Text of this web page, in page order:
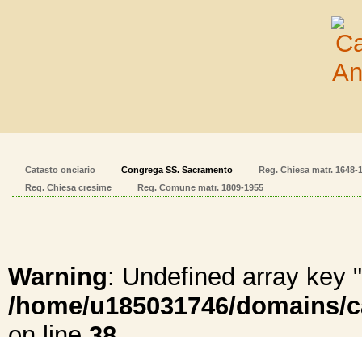
Catasto onciario Congrega SS. Sacramento
Reg. Chiesa matr. 1648-
Reg. Chiesa cresime
Reg. Comune matr. 1809-1955
Warning: Undefined array key
/home/u185031746/